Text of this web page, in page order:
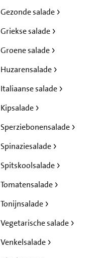
Gezonde salade
Griekse salade
Groene salade
Huzarensalade
Italiaanse salade
Kipsalade
Sperziebonensalade
Spinaziesalade
Spitskoolsalade
Tomatensalade
Tonijnsalade
Vegetarische salade
Venkelsalade